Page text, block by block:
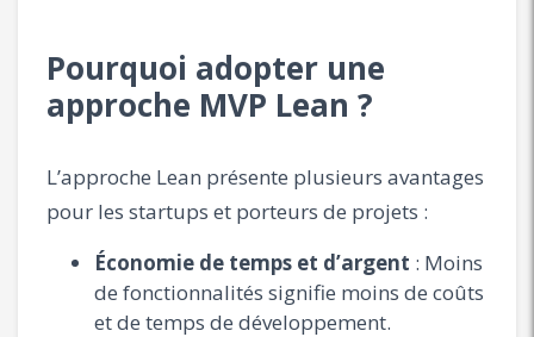
Pourquoi adopter une
approche MVP Lean ?
L’approche Lean présente plusieurs avantages
pour les startups et porteurs de projets :
Économie de temps et d’argent : Moins
de fonctionnalités signifie moins de coûts
et de temps de développement.